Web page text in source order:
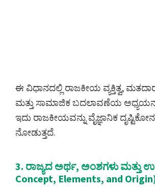
ಈ ವಿಧಾನದಲ್ಲಿ ರಾಜಕೀಯ ವ್ಯಕ್ತಿತ್ವ,
ಮತ್ತು ಸಾಮಾಜಿಕ ಬದಲಾವಣೆಯ ಅಧ್ಯಯನ
ಇದು ರಾಜಕೀಯವನ್ನು ವೈಜ್ಞಾನಿಕ
ನೋಡುತ್ತದೆ.
3. ರಾಜ್ಯದ ಅರ್ಥ, ಅಂಶಗಳು ಮತ್ತು
Concept, Elements, and